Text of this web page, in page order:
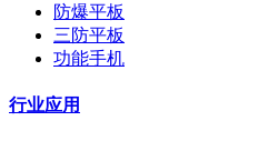
防爆平板
三防平板
功能手机
行业应用